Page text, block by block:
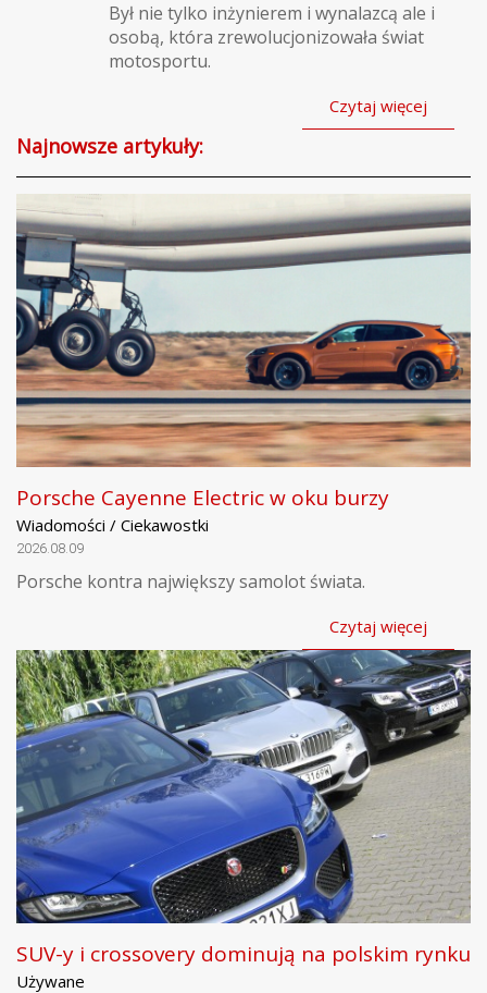
Był nie tylko inżynierem i wynalazcą ale i
osobą, która zrewolucjonizowała świat
motosportu.
Czytaj więcej
Najnowsze artykuły:
Porsche Cayenne Electric w oku burzy
Wiadomości / Ciekawostki
2026.08.09
Porsche kontra największy samolot świata.
Czytaj więcej
SUV-y i crossovery dominują na polskim rynku
Używane